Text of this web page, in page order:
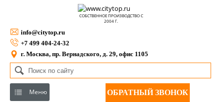
СОБСТВЕННОЕ ПРОИЗВОДСТВО С
2004 Г.
info@citytop.ru
+7 499 404-24-32
г. Москва, пр. Вернадского, д. 29, офис 1105
Меню ОБРАТНЫЙ ЗВОНОК